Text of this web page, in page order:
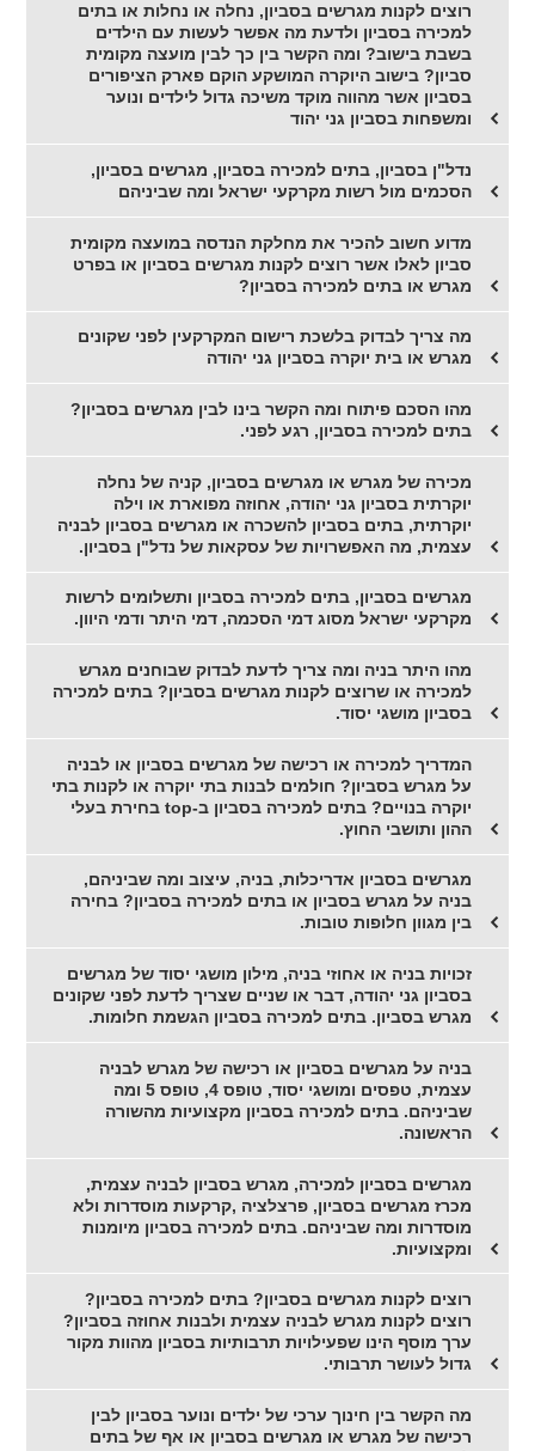
רוצים לקנות מגרשים בסביון, נחלה או נחלות או בתים
למכירה בסביון ולדעת מה אפשר לעשות עם הילדים
בשבת בישוב? ומה הקשר בין כך לבין מועצה מקומית
סביון? בישוב היוקרה המושקע הוקם פארק הציפורים
בסביון אשר מהווה מוקד משיכה גדול לילדים ונוער
ומשפחות בסביון גני יהוד
נדל"ן בסביון, בתים למכירה בסביון, מגרשים בסביון,
הסכמים מול רשות מקרקעי ישראל ומה שביניהם
מדוע חשוב להכיר את מחלקת הנדסה במועצה מקומית
סביון לאלו אשר רוצים לקנות מגרשים בסביון או בפרט
מגרש או בתים למכירה בסביון?
מה צריך לבדוק בלשכת רישום המקרקעין לפני שקונים
מגרש או בית יוקרה בסביון גני יהודה
מהו הסכם פיתוח ומה הקשר בינו לבין מגרשים בסביון?
בתים למכירה בסביון, רגע לפני.
מכירה של מגרש או מגרשים בסביון, קניה של נחלה
יוקרתית בסביון גני יהודה, אחוזה מפוארת או וילה
יוקרתית, בתים בסביון להשכרה או מגרשים בסביון לבניה
עצמית, מה האפשרויות של עסקאות של נדל"ן בסביון.
מגרשים בסביון, בתים למכירה בסביון ותשלומים לרשות
מקרקעי ישראל מסוג דמי הסכמה, דמי היתר ודמי היוון.
מהו היתר בניה ומה צריך לדעת לבדוק שבוחנים מגרש
למכירה או שרוצים לקנות מגרשים בסביון? בתים למכירה
בסביון מושגי יסוד.
המדריך למכירה או רכישה של מגרשים בסביון או לבניה
על מגרש בסביון? חולמים לבנות בתי יוקרה או לקנות בתי
יוקרה בנויים? בתים למכירה בסביון ב-top בחירת בעלי
ההון ותושבי החוץ.
מגרשים בסביון אדריכלות, בניה, עיצוב ומה שביניהם,
בניה על מגרש בסביון או בתים למכירה בסביון? בחירה
בין מגוון חלופות טובות.
זכויות בניה או אחוזי בניה, מילון מושגי יסוד של מגרשים
בסביון גני יהודה, דבר או שניים שצריך לדעת לפני שקונים
מגרש בסביון. בתים למכירה בסביון הגשמת חלומות.
בניה על מגרשים בסביון או רכישה של מגרש לבניה
עצמית, טפסים ומושגי יסוד, טופס 4, טופס 5 ומה
שביניהם. בתים למכירה בסביון מקצועיות מהשורה
הראשונה.
מגרשים בסביון למכירה, מגרש בסביון לבניה עצמית,
מכרז מגרשים בסביון, פרצלציה ,קרקעות מוסדרות ולא
מוסדרות ומה שביניהם. בתים למכירה בסביון מיומנות
ומקצועיות.
רוצים לקנות מגרשים בסביון? בתים למכירה בסביון?
רוצים לקנות מגרש לבניה עצמית ולבנות אחוזה בסביון?
ערך מוסף הינו שפעילויות תרבותיות בסביון מהוות מקור
גדול לעושר תרבותי.
מה הקשר בין חינוך ערכי של ילדים ונוער בסביון לבין
רכישה של מגרש או מגרשים בסביון או אף של בתים